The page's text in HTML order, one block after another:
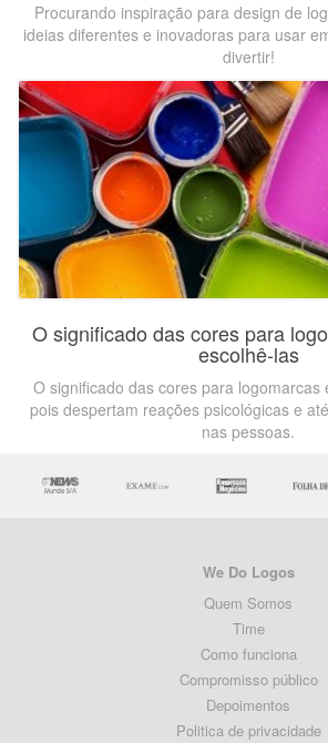
Procurando inspiração para design de
ideias diferentes e inovadoras para usar
divertir!
O significado das cores para
escolhê-las
O significado das cores para logomarcas
pois despertam reações psicológicas e
nas pessoas.
We Do Logos
Quem Somos
Time
Como funciona
Compromisso público
Depoimentos
Politica de privacidade